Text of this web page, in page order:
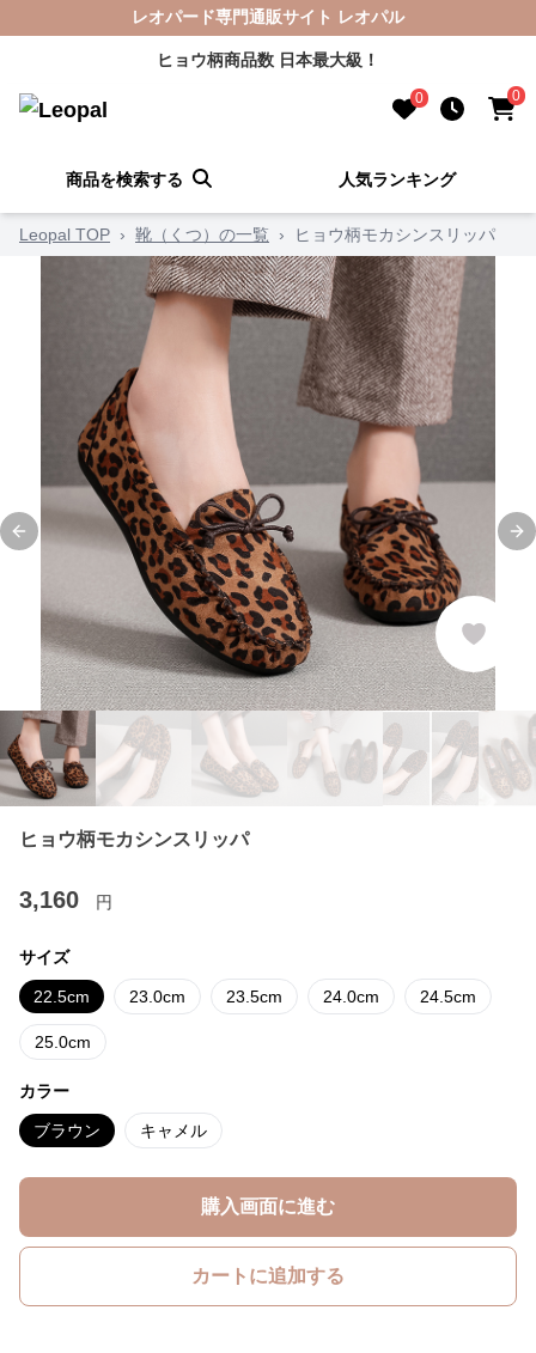
レオパード専門通販サイト レオパル
ヒョウ柄商品数 日本最大級！
0 0
商品を検索する 人気ランキング
Leopal TOP › 靴（くつ）の一覧 › ヒョウ柄モカシンスリッパ
Previous slide
ヒョウ柄モカシンスリッパ
3,160 円
サイズ
22.5cm 23.0cm 23.5cm 24.0cm 24.5cm
25.0cm
カラー
ブラウン キャメル
購入画面に進む
カートに追加する